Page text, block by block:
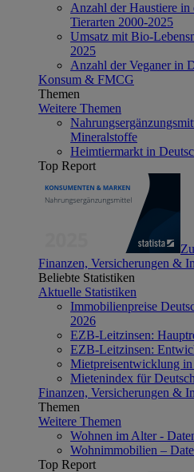
Anzahl der Haustiere in
Tierarten 2000-2025
Umsatz mit Bio-
2025
Anzahl der Veganer in
Konsum & FMCG
Themen
Weitere Themen
Mineralstoffe
Heimtiermarkt in
Top Report
Finanzen, Versicherungen &
Beliebte Statistiken
Aktuelle Statistiken
Immobilienpreise
2026
EZB-Leitzinsen:
EZB-Leitzinsen:
Mietpreisentwicklung
Mietenindex für
Finanzen, Versicherungen &
Themen
Weitere Themen
Wohnen im Alter -
Wohnimmobilien –
Top Report